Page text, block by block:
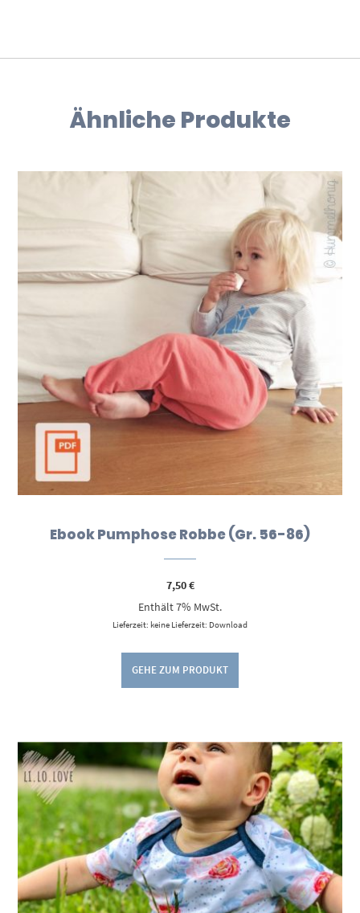
Ähnliche Produkte
Ebook Pumphose Robbe (Gr. 56-86)
7,50€
Enthält 7% MwSt.
Lieferzeit: keine Lieferzeit: Download
GEHE ZUM PRODUKT